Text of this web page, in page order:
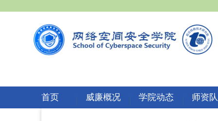
首页 威廉概况 学院动态 师资